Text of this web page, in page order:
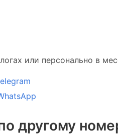
или персонально в
другому